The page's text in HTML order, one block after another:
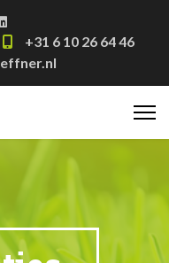
+31 6 10 26 64 46